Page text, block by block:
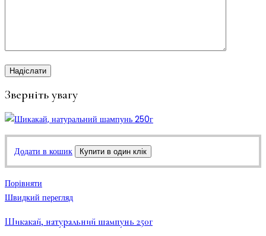
Зверніть увагу
Додати в кошик Купити в один клік
Порівняти
Швидкий перегляд
Шикакай, натуральний шампунь 250г